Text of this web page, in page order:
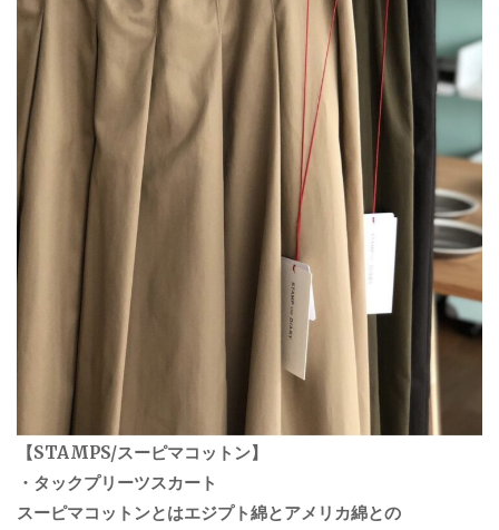
【STAMPS/スーピマコットン】
・タックプリーツスカート
スーピマコットンとはエジプト綿とアメリカ綿との